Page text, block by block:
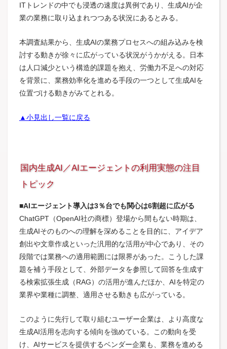
ITトレンドの中でも浸透の速度は異例であり、生成AIが企
業の業務に取り込まれつつある状況にあるとみる。
本調査結果から、生成AIの業務プロセスへの組み込みを検
討する動きが徐々に広がっている状況がうかがえる。日本
は人口減少という構造的課題を抱え、労働力不足への対応
を背景に、業務効率化を進める手段の一つとして生成AIを
位置づける動きがみてとれる。
▲小見出し一覧に戻る
国内生成AI／AIエージェントの利用実態の注目
トピック
■AIエージェント導入は3％台でも関心は6割超に広がる
ChatGPT（OpenAI社の商標）登場から間もない時期は、
生成AIそのものへの理解を深めることを目的に、アイデア
創出や文章作成といった汎用的な活用が中心であり、その
段階では業務への適用範囲には限界があった。こうした課
題を補う手段として、外部データを参照して回答を生成す
る検索拡張生成（RAG）の活用が進んだほか、AIを特定の
業界や業種に調整、適用させる動きも広がっている。
このように先行して取り組むユーザー企業は、より高度な
生成AI活用を志向する傾向を強めている。この動向を受
け、AIサービスを提供するベンダー企業も、業務を進める